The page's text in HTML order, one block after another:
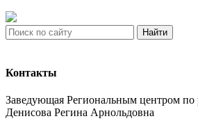
Найти
Контакты
Заведующая Региональным центром
Денисова Регина Арнольдовна